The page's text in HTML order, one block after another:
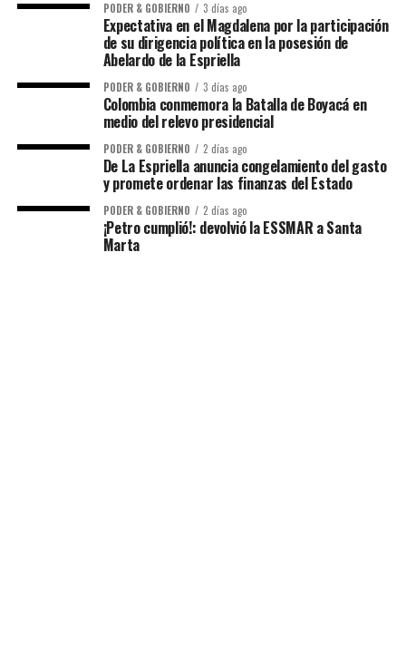
PODER & GOBIERNO 3 días ago
Expectativa en el Magdalena por la participación
de su dirigencia política en la posesión de
Abelardo de la Espriella
PODER & GOBIERNO 3 días ago
Colombia conmemora la Batalla de Boyacá en
medio del relevo presidencial
PODER & GOBIERNO 2 días ago
De La Espriella anuncia congelamiento del gasto
y promete ordenar las finanzas del Estado
PODER & GOBIERNO 2 días ago
¡Petro cumplió!: devolvió la ESSMAR a Santa
Marta